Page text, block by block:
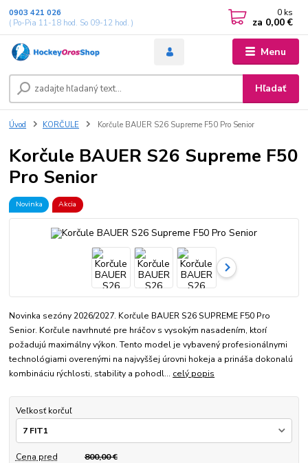
Menu
Hľadať
0903 421 026
( Po-Pia 11-18 hod. So 09-12 hod. )
0 ks
za 0,00 €
Úvod KORČULE Korčule BAUER S26 Supreme F50 Pro Senior
Korčule BAUER S26 Supreme F50
Pro Senior
Novinka Akcia
Novinka sezóny 2026/2027. Korčule BAUER S26 SUPREME F50 Pro
Senior. Korčule navrhnuté pre hráčov s vysokým nasadením, ktorí
požadujú maximálny výkon. Tento model je vybavený profesionálnymi
technológiami overenými na najvyššej úrovni hokeja a prináša dokonalú
kombináciu rýchlosti, stability a pohodl... celý popis
Veľkosť korčuľ
Cena pred
800,00 €